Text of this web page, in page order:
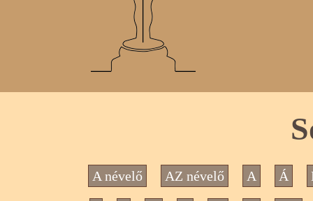
A névelő AZ névelő A Á